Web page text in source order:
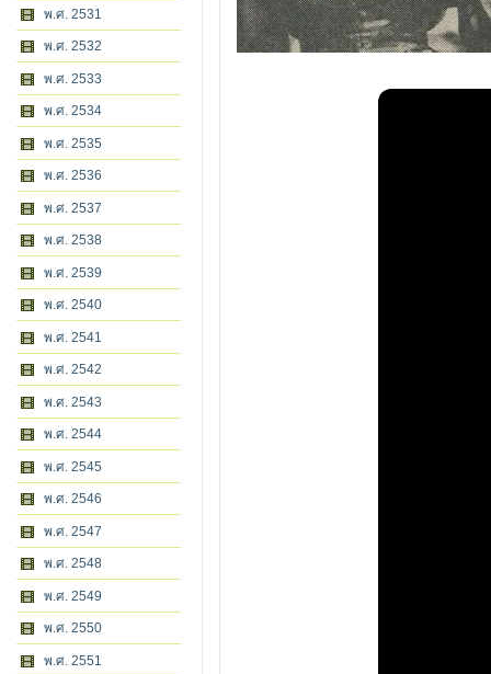
พ.ศ. 2531
พ.ศ. 2532
พ.ศ. 2533
พ.ศ. 2534
พ.ศ. 2535
พ.ศ. 2536
พ.ศ. 2537
พ.ศ. 2538
พ.ศ. 2539
พ.ศ. 2540
พ.ศ. 2541
พ.ศ. 2542
พ.ศ. 2543
พ.ศ. 2544
พ.ศ. 2545
พ.ศ. 2546
พ.ศ. 2547
พ.ศ. 2548
พ.ศ. 2549
พ.ศ. 2550
พ.ศ. 2551